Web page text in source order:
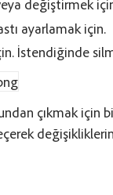
değiştirmek
ayarlamak için.
İstendiğinde
çıkmak için